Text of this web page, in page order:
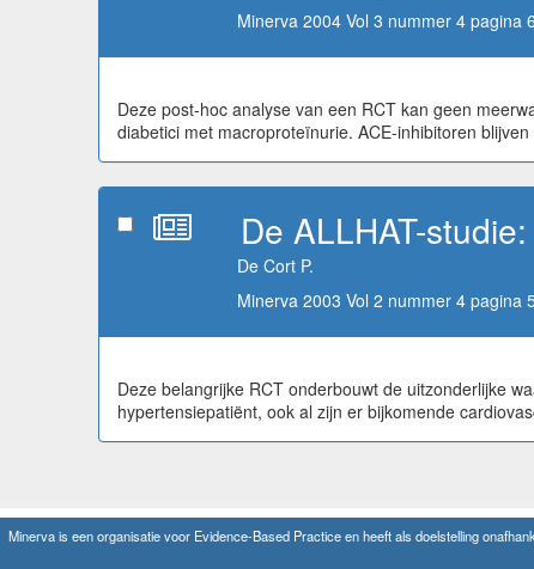
Minerva 2004 Vol 3 nummer 4 pagina
Deze post-hoc analyse van een RCT kan geen
diabetici met macroproteïnurie. ACE-inhibitoren
De ALLHAT-
De Cort P.
Minerva 2003 Vol 2 nummer 4 pagina
Deze belangrijke RCT onderbouwt de uitzonderlijke
hypertensiepatiënt, ook al zijn er bijkomende
Minerva is een organisatie voor Evidence-Based Practice en heeft als doelstelling